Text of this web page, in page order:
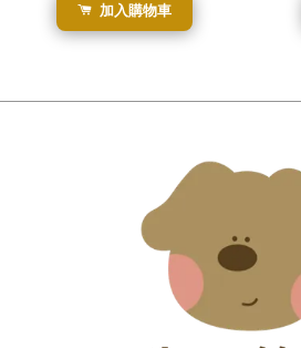
加入購物車